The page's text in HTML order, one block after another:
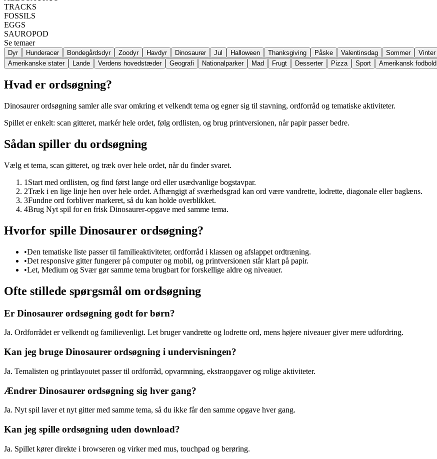
TRACKS
FOSSILS
EGGS
SAUROPOD
Se temaer
Dyr Hunderacer Bondegårdsdyr Zoodyr Havdyr Dinosaurer Jul Halloween Thanksgiving Påske Valentinsdag Sommer Vinter
Amerikanske stater
Lande Verdens hovedstæder Geografi Nationalparker Mad Frugt Desserter Pizza Sport Amerikansk fodbold
Hvad er ordsøgning?
Dinosaurer ordsøgning samler alle svar omkring et velkendt tema og egner sig til stavning, ordforråd og tematiske aktiviteter.
Spillet er enkelt: scan gitteret, markér hele ordet, følg ordlisten, og brug printversionen, når papir passer bedre.
Sådan spiller du ordsøgning
Vælg et tema, scan gitteret, og træk over hele ordet, når du finder svaret.
1 Start med ordlisten, og find først lange ord eller usædvanlige bogstavpar.
2Træk i en lige linje hen over hele ordet. Afhængigt af sværhedsgrad kan ord være vandrette, lodrette, diagonale eller baglæns.
3Fundne ord forbliver markeret, så du kan holde overblikket.
4Brug Nyt spil for en frisk Dinosaurer-opgave med samme tema.
Hvorfor spille Dinosaurer ordsøgning?
•Den tematiske liste passer til familieaktiviteter, ordforråd i klassen og afslappet ordtræning.
•Det responsive gitter fungerer på computer og mobil, og printversionen står klart på papir.
•Let, Medium og Svær gør samme tema brugbart for forskellige aldre og niveauer.
Ofte stillede spørgsmål om ordsøgning
Er Dinosaurer ordsøgning godt for børn?
Ja. Ordforrådet er velkendt og familievenligt. Let bruger vandrette og lodrette ord, mens højere niveauer giver mere udfordring.
Kan jeg bruge Dinosaurer ordsøgning i undervisningen?
Ja. Temalisten og printlayoutet passer til ordforråd, opvarmning, ekstraopgaver og rolige aktiviteter.
Ændrer Dinosaurer ordsøgning sig hver gang?
Ja. Nyt spil laver et nyt gitter med samme tema, så du ikke får den samme opgave hver gang.
Kan jeg spille ordsøgning uden download?
Ja. Spillet kører direkte i browseren og virker med mus, touchpad og berøring.